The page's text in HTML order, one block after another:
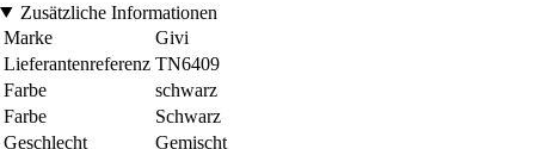
Zusätzliche Informationen
Marke
Givi
Lieferantenreferenz TN6409
Farbe
schwarz
Farbe
Schwarz
Geschlecht
Gemischt